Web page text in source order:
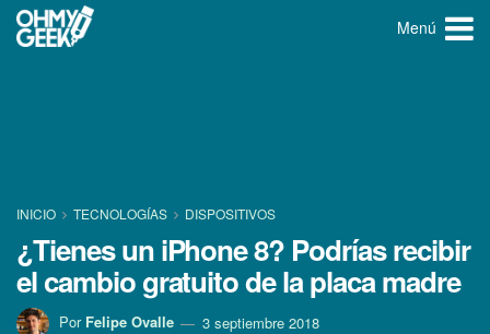
Menú
INICIO TECNOLOGÍ­AS DISPOSITIVOS
¿Tienes un iPhone 8? Podrí­as recibir
el cambio gratuito de la placa madre
Por Felipe Ovalle 3 septiembre 2018